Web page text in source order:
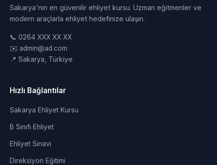
Sakarya'nın en güvenilir ehliyet kursu. Uzman eğitmenler ve
modern araçlarla ehliyet hedefinize ulaşın.
📞 0264 XXX XX XX
✉️ admin@ad.com
📍 Sakarya, Türkiye
Hızlı Bağlantılar
Sakarya Ehliyet Kursu
B Sınıfı Ehliyet
Ehliyet Sınavı
Direksiyon Eğitimi